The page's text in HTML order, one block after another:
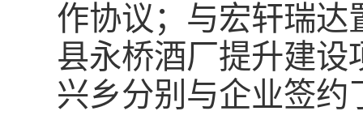
作协议；与宏轩瑞达
县永桥酒厂提升建
兴乡分别与企业签约